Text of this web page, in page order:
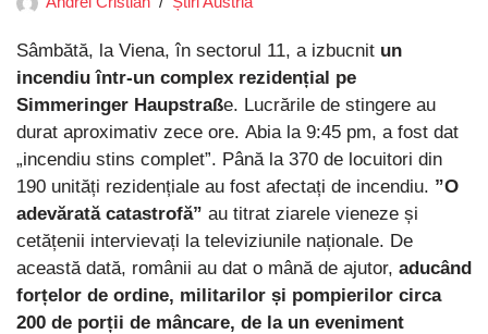
Sâmbătă, la Viena, în sectorul 11, a izbucnit un
incendiu într-un complex rezidențial pe
Simmeringer Haupstraße. Lucrările de stingere au
durat aproximativ zece ore. Abia la 9:45 pm, a fost dat
„incendiu stins complet”. Până la 370 de locuitori din
190 unități rezidențiale au fost afectați de incendiu. ”O
adevărată catastrofă” au titrat ziarele vieneze și
cetățenii intervievați la televiziunile naționale. De
această dată, românii au dat o mână de ajutor, aducând
forțelor de ordine, militarilor și pompierilor circa
200 de porții de mâncare, de la un eveniment